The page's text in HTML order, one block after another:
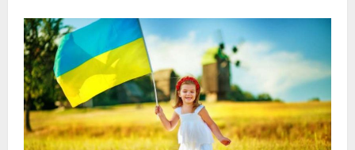
при
Манцикерте:
как
поражение
Византии
изменило
мировую
историю